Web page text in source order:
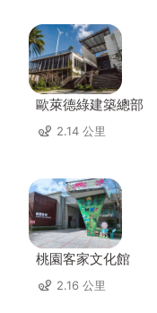
歐萊德綠建築總部
2.14 公里
桃園客家文化館
2.16 公里